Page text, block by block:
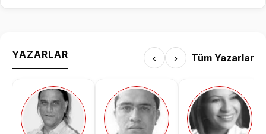
YAZARLAR ‹ › Tüm Yazarlar